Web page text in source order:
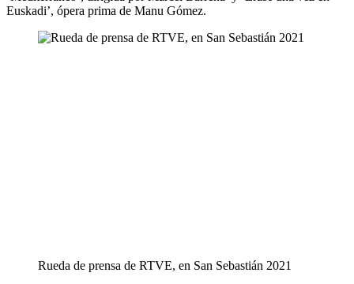
Euskadi’, ópera prima de Manu Gómez.
Rueda de prensa de RTVE, en San Sebastián 2021